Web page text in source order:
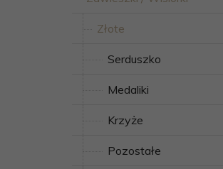
Złote
Serduszko
Medaliki
Krzyże
Pozostałe